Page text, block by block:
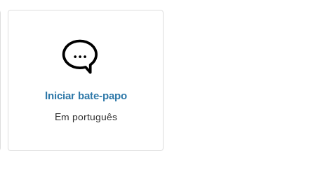
Iniciar bate-papo
Em português